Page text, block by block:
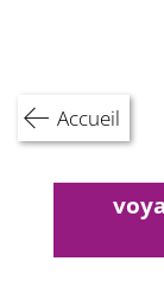
Accueil